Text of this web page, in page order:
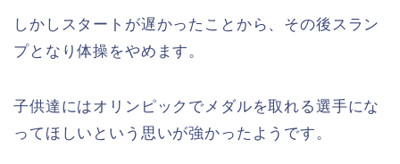
しかしスタートが遅かったことから、その後スラン
プとなり体操をやめます。
子供達にはオリンピックでメダルを取れる選手にな
ってほしいという思いが強かったようです。